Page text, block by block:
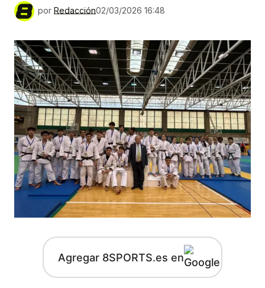
por Redacción02/03/2026 16:48
Agregar 8SPORTS.es en